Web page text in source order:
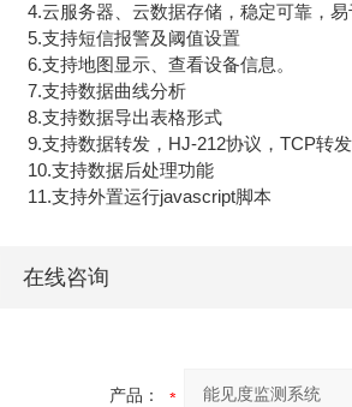
4.云服务器、云数据存储，稳定可靠，易
5.支持短信报警及阈值设置
6.支持地图显示、查看设备信息。
7.支持数据曲线分析
8.支持数据导出表格形式
9.支持数据转发，HJ-212协议，TCP转发
10.支持数据后处理功能
11.支持外置运行javascript脚本
在线咨询
产品：